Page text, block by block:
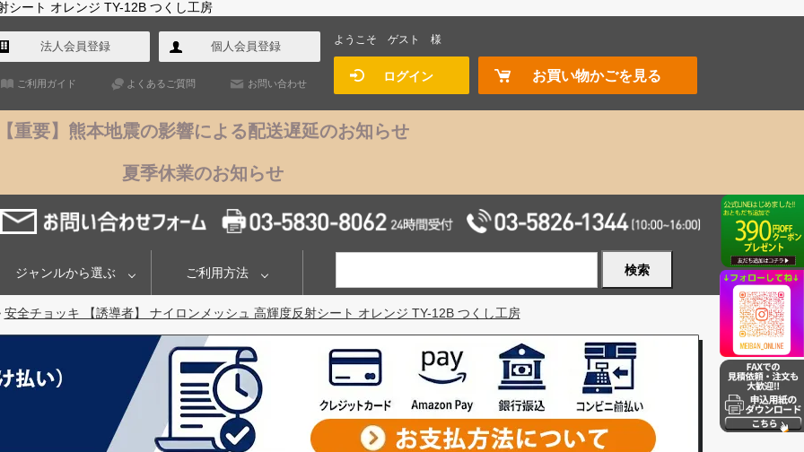
シート オレンジ TY-12B つくし工房
法人会員登録 個人会員登録
ご利用ガイド よくあるご質問 お問い合わせ
ようこそ ゲスト 様
ログイン お買い物かごを見る
重要】熊本地震の影響による配送遅延のお知らせ
夏季休業のお知らせ
ジャンルから選ぶ ご利用方法 検索
安全チョッキ 【誘導者】 ナイロンメッシュ 高輝度反射シート オレンジ TY-12B つくし工房